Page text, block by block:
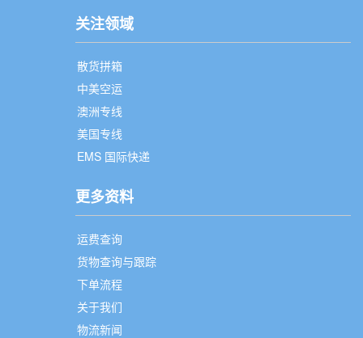
关注领域
散货拼箱
中美空运
澳洲专线
美国专线
EMS 国际快递
更多资料
运费查询
货物查询与跟踪
下单流程
关于我们
物流新闻